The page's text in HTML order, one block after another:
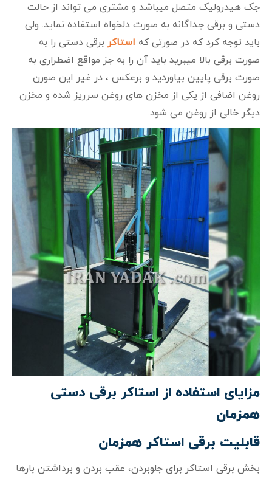
جک هیدرولیک متصل میباشد و مشتری می تواند از حالت
دستی و برقی جداگانه به صورت دلخواه استفاده نماید. ولی
باید توجه کرد که در صورتی که استاکر برقی دستی را به
صورت برقی بالا میبرید باید آن را به جز مواقع اضطراری به
صورت برقی پایین بیاوردید و برعکس ، در غیر این صورن
روغن اضافی از یکی از مخزن های روغن سرریز شده و مخزن
دیگر خالی از روغن می شود.
مزایای استفاده از استاکر برقی دستی
همزمان
قابلیت برقی استاکر همزمان
بخش برقی استاکر برای جلوبردن، عقب بردن و برداشتن بارها